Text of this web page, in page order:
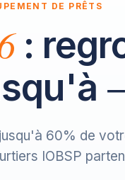
DE PRÊTS
:
60% de
IOBSP